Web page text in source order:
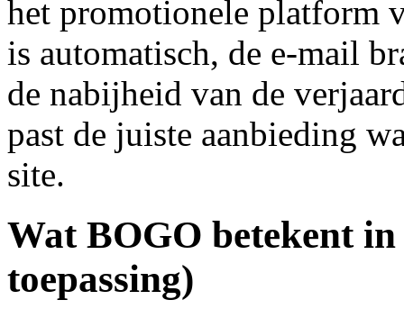
het promotionele platform
is automatisch, de e-mail
de nabijheid van de
past de juiste aanbieding
site.
Wat BOGO betekent
toepassing)